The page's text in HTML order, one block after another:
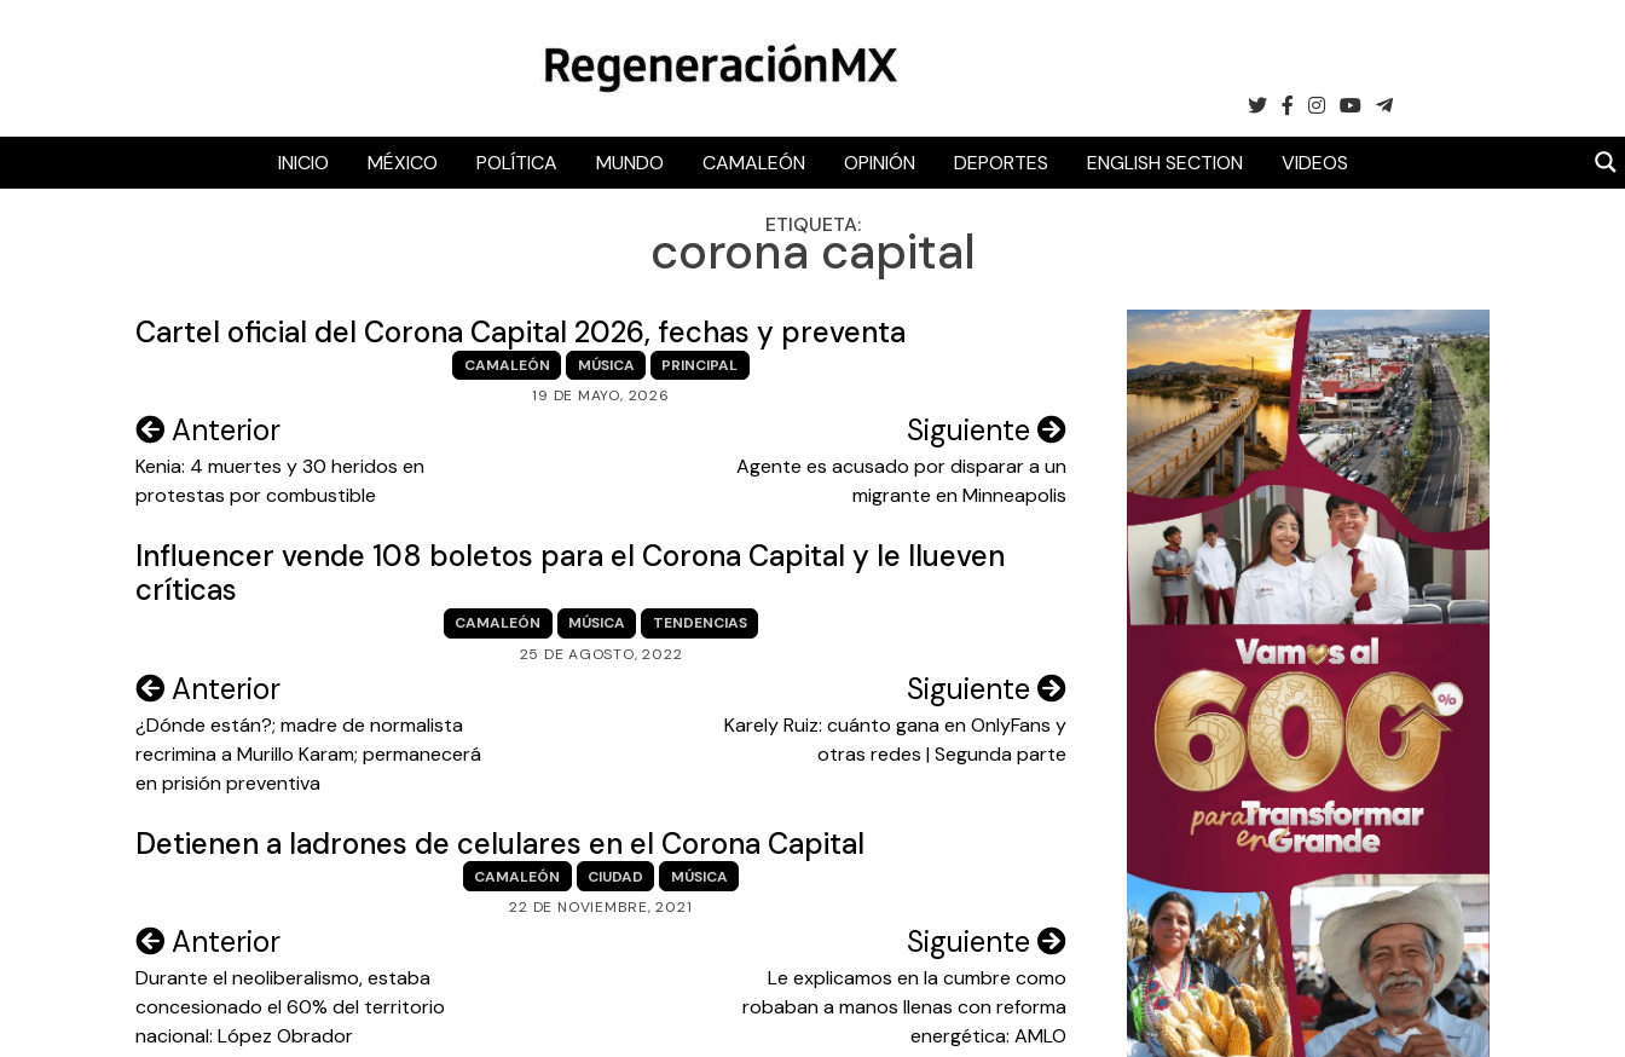
RegeneraciónMX
Sitio de noticias libre e independiente
INICIO MÉXICO POLÍTICA MUNDO CAMALEÓN OPINIÓN DEPORTES ENGLISH SECTION VIDEOS
ETIQUETA:
corona capital
Cartel oficial del Corona Capital 2026, fechas y preventa
CAMALEÓN MÚSICA
PRINCIPAL
19 DE MAYO, 2026
Navegación
de
entradas
Anterior
Kenia: 4 muertes y 30 heridos en
protestas por combustible
Siguiente
Agente es acusado por disparar a un
migrante en Minneapolis
Influencer vende 108 boletos para el Corona Capital y le llueven
críticas
CAMALEÓN MÚSICA
TENDENCIAS
25 DE AGOSTO, 2022
Navegación
de
entradas
Anterior
¿Dónde están?; madre de normalista
recrimina a Murillo Karam; permanecerá
en prisión preventiva
Siguiente
Karely Ruiz: cuánto gana en OnlyFans y
otras redes | Segunda parte
Detienen a ladrones de celulares en el Corona Capital
CAMALEÓN CIUDAD
MÚSICA
22 DE NOVIEMBRE, 2021
Navegación
de
entradas
Anterior
Durante el neoliberalismo, estaba
concesionado el 60% del territorio
nacional: López Obrador
Siguiente
Le explicamos en la cumbre como
robaban a manos llenas con reforma
energética: AMLO